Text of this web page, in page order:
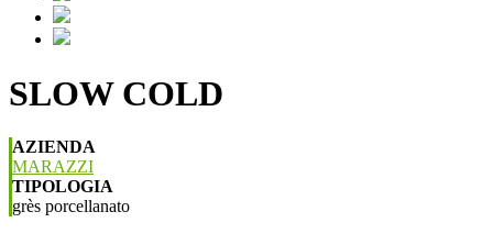
SLOW COLD
AZIENDA
MARAZZI
TIPOLOGIA
grès porcellanato